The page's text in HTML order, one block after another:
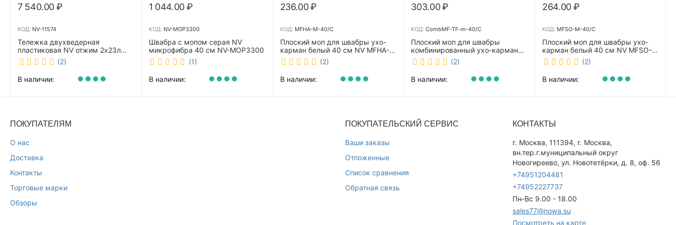
7 540.00₽
КОД: NV-11574
Тележка двухведерная
пластиковая NV отжим 2х23л
NV-11574
(2)
В наличии:
1 044.00₽
КОД: NV-MOP3300
Швабра с мопом серая NV
микрофибра 40 см NV-MOP3300
(1)
В наличии:
236.00₽
КОД: MFHA-M-40/C
Плоский моп для швабры ухо-
карман белый 40 см NV MFHA-
M-40/C
(2)
В наличии:
303.00₽
КОД: CombMF-TF-m-40/C
Плоский моп для швабры
комбинированный ухо-карман
бежевый 40 см NV CombMF-TF-
m-40/C
(2)
В наличии:
264.00₽
КОД: MFSO-M-40/C
Плоский моп для швабры ухо-
карман белый 40 см NV MFSO-
M-40/C
(2)
В наличии:
ПОКУПАТЕЛЯМ
О нас
Доставка
Контакты
Торговые марки
Обзоры
ПОКУПАТЕЛЬСКИЙ СЕРВИС
Ваши заказы
Отложенные
Список сравнения
Обратная связь
КОНТАКТЫ
г. Москва, 111394, г. Москва,
вн.тер.г.муниципальный округ
Новогиреево, ул. Новотетёрки, д. 8, оф. 56
+74951204481
+74952227737
Пн-Вс 9.00 - 18.00
sales77@nowa.su
Посмотреть на карте